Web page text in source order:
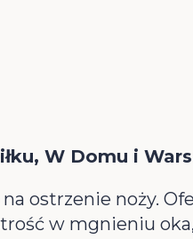
W Domu i
ostrzenie noży.
w mgnieniu